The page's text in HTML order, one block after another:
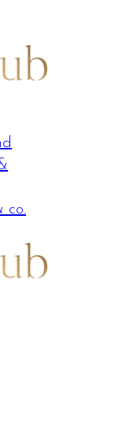
co.